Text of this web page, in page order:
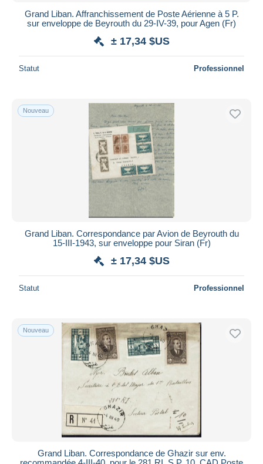
Grand Liban. Affranchissement de Poste Aérienne à 5 P.
sur enveloppe de Beyrouth du 29-IV-39, pour Agen (Fr)
± 17,34 $US
Statut Professionnel
Nouveau
Grand Liban. Correspondance par Avion de Beyrouth du
15-III-1943, sur enveloppe pour Siran (Fr)
± 17,34 $US
Statut Professionnel
Nouveau
Grand Liban. Correspondance de Ghazir sur env.